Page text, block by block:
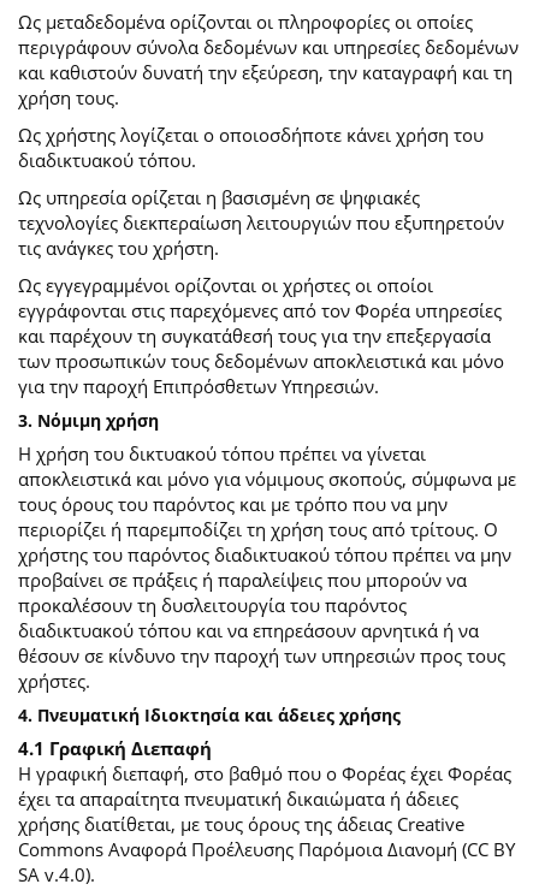
Ως μεταδεδομένα ορίζονται οι πληροφορίες οι οποίες
περιγράφουν σύνολα δεδομένων και υπηρεσίες δεδομένων
και καθιστούν δυνατή την εξεύρεση, την καταγραφή και τη
χρήση τους.
Ως χρήστης λογίζεται ο οποιοσδήποτε κάνει χρήση του
διαδικτυακού τόπου.
Ως υπηρεσία ορίζεται η βασισμένη σε ψηφιακές
τεχνολογίες διεκπεραίωση λειτουργιών που εξυπηρετούν
τις ανάγκες του χρήστη.
Ως εγγεγραμμένοι ορίζονται οι χρήστες οι οποίοι
εγγράφονται στις παρεχόμενες από τον Φορέα υπηρεσίες
και παρέχουν τη συγκατάθεσή τους για την επεξεργασία
των προσωπικών τους δεδομένων αποκλειστικά και μόνο
για την παροχή Επιπρόσθετων Υπηρεσιών.
3. Νόμιμη χρήση
Η χρήση του δικτυακού τόπου πρέπει να γίνεται
αποκλειστικά και μόνο για νόμιμους σκοπούς, σύμφωνα με
τους όρους του παρόντος και με τρόπο που να μην
περιορίζει ή παρεμποδίζει τη χρήση τους από τρίτους. Ο
χρήστης του παρόντος διαδικτυακού τόπου πρέπει να μην
προβαίνει σε πράξεις ή παραλείψεις που μπορούν να
προκαλέσουν τη δυσλειτουργία του παρόντος
διαδικτυακού τόπου και να επηρεάσουν αρνητικά ή να
θέσουν σε κίνδυνο την παροχή των υπηρεσιών προς τους
χρήστες.
4. Πνευματική Ιδιοκτησία και άδειες χρήσης
4.1 Γραφική Διεπαφή
Η γραφική διεπαφή, στο βαθμό που ο Φορέας έχει Φορέας
έχει τα απαραίτητα πνευματική δικαιώματα ή άδειες
χρήσης διατίθεται, με τους όρους της άδειας Creative
Commons Αναφορά Προέλευσης Παρόμοια Διανομή (CC BY
SA v.4.0).